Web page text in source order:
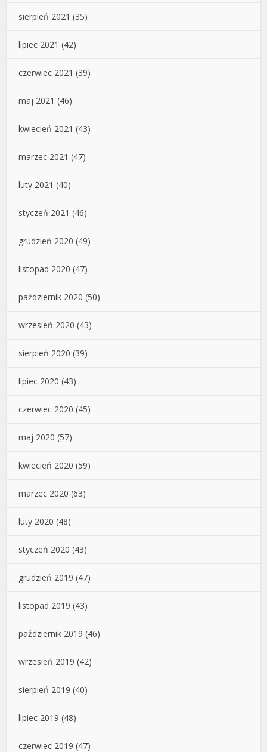
sierpień 2021 (35)
lipiec 2021 (42)
czerwiec 2021 (39)
maj 2021 (46)
kwiecień 2021 (43)
marzec 2021 (47)
luty 2021 (40)
styczeń 2021 (46)
grudzień 2020 (49)
listopad 2020 (47)
październik 2020 (50)
wrzesień 2020 (43)
sierpień 2020 (39)
lipiec 2020 (43)
czerwiec 2020 (45)
maj 2020 (57)
kwiecień 2020 (59)
marzec 2020 (63)
luty 2020 (48)
styczeń 2020 (43)
grudzień 2019 (47)
listopad 2019 (43)
październik 2019 (46)
wrzesień 2019 (42)
sierpień 2019 (40)
lipiec 2019 (48)
czerwiec 2019 (47)